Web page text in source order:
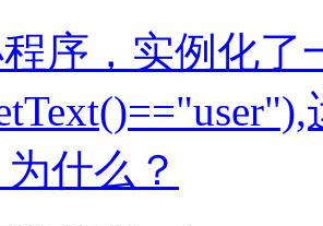
程序，实例化了
什么？